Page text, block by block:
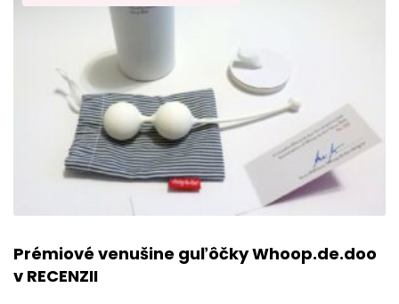
Prémiové venušine guľôčky Whoop.de.doo
v RECENZII